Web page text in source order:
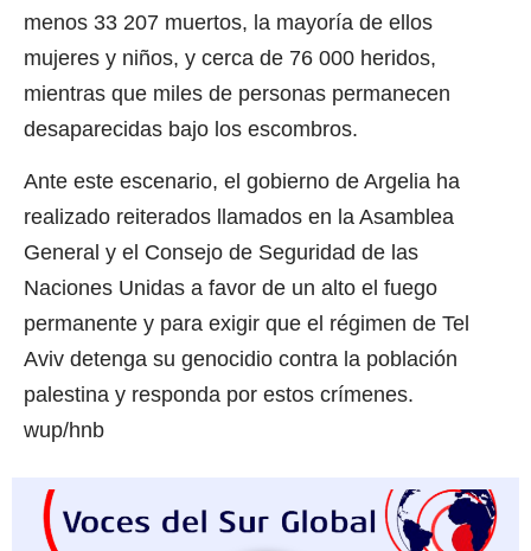
menos 33 207 muertos, la mayoría de ellos
mujeres y niños, y cerca de 76 000 heridos,
mientras que miles de personas permanecen
desaparecidas bajo los escombros.
Ante este escenario, el gobierno de Argelia ha
realizado reiterados llamados en la Asamblea
General y el Consejo de Seguridad de las
Naciones Unidas a favor de un alto el fuego
permanente y para exigir que el régimen de Tel
Aviv detenga su genocidio contra la población
palestina y responda por estos crímenes.
wup/hnb